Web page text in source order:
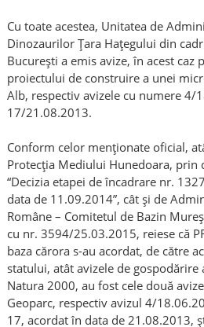
Cu toate acestea, Unitatea de
Dinozaurilor Țara Hațegului din
București a emis avize, în acest caz
proiectului de construire a unei
Alb, respectiv avizele cu numere 4/
17/21.08.2013.
Conform celor menționate oficial,
Protecția Mediului Hunedoara,
“Decizia etapei de încadrare nr.
data de 11.09.2014”, cât și de
Române – Comitetul de Bazin
cu nr. 3594/25.03.2015, reiese că
baza cărora s-au acordat, de către
statului, atât avizele de gospodărire
Natura 2000, au fost cele două
Geoparc, respectiv avizul 4/
17, acordat în data de 21.08.2013,